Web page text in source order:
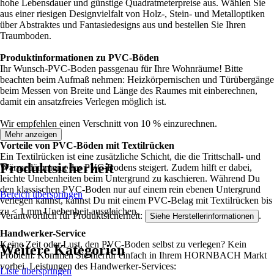
hohe Lebensdauer und günstige Quadratmeterpreise aus. Wählen Sie
aus einer riesigen Designvielfalt von Holz-, Stein- und Metalloptiken
über Abstraktes und Fantasiedesigns aus und bestellen Sie Ihren
Traumboden.
Produktinformationen zu PVC-Böden
Ihr Wunsch-PVC-Boden passgenau für Ihre Wohnräume! Bitte
beachten beim Aufmaß nehmen: Heizkörpernischen und Türübergänge
beim Messen von Breite und Länge des Raumes mit einberechnen,
damit ein ansatzfreies Verlegen möglich ist.
Wir empfehlen einen Verschnitt von 10 % einzurechnen.
Vorteile von PVC-Böden mit Textilrücken
Ein Textilrücken ist eine zusätzliche Schicht, die die Trittschall- und
Wärmedämmung des PVC-Bodens steigert. Zudem hilft er dabei,
leichte Unebenheiten beim Untergrund zu kaschieren. Während Du
den klassischen PVC-Boden nur auf einem rein ebenen Untergrund
verlegen kannst, kannst Du mit einem PVC-Belag mit Textilrücken bis
zu < 1 mm Unebenheit ausgleichen.
Handwerker-Service
Keine Zeit oder Lust, den PVC-Boden selbst zu verlegen? Kein
Problem: Kommen Sie hierfür einfach in Ihrem HORNBACH Markt
vorbei. Leistungen des Handwerker-Services:
Mehr anzeigen
Produktsicherheit
Bereich überspringen
Verantwortlich für Produktsicherheit: Siehe Herstellerinformationen .
Weitere Kategorien
Liste überspringen